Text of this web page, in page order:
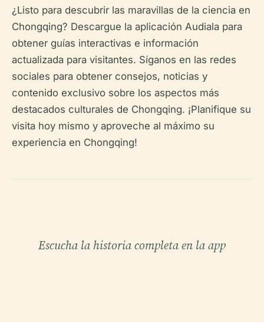
¿Listo para descubrir las maravillas de la ciencia en
Chongqing? Descargue la aplicación Audiala para
obtener guías interactivas e información
actualizada para visitantes. Síganos en las redes
sociales para obtener consejos, noticias y
contenido exclusivo sobre los aspectos más
destacados culturales de Chongqing. ¡Planifique su
visita hoy mismo y aproveche al máximo su
experiencia en Chongqing!
Escucha la historia completa en la app